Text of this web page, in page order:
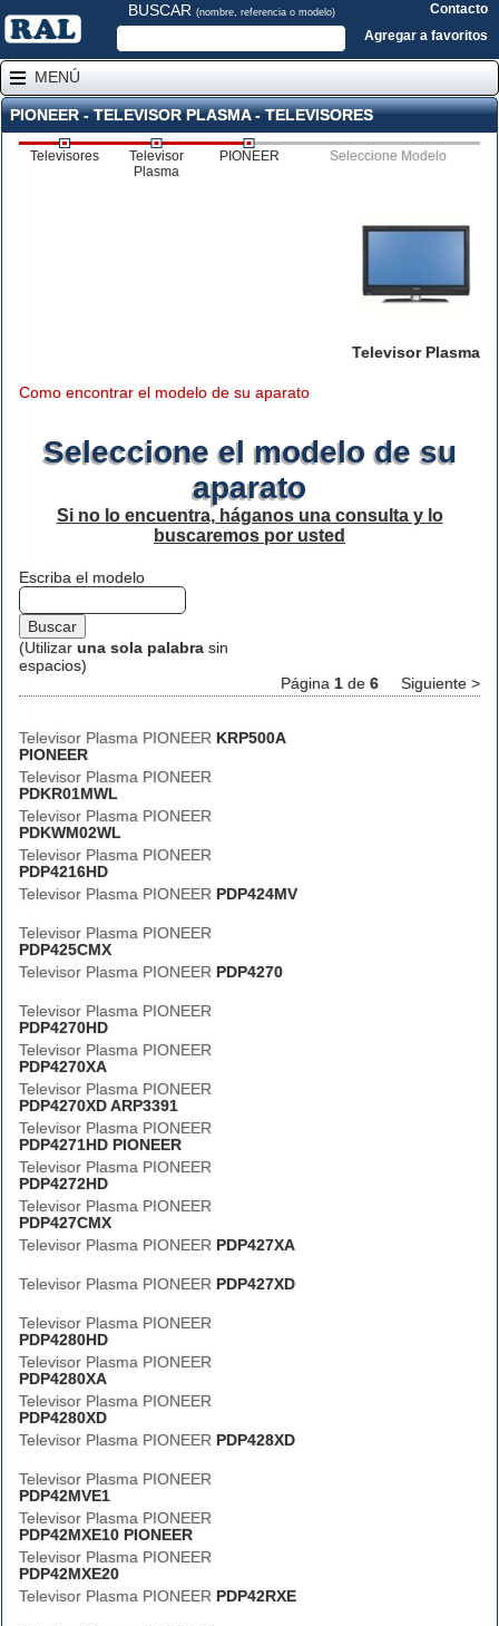
BUSCAR (nombre, referencia o modelo)
Contacto
Agregar a favoritos
MENÚ
PIONEER - TELEVISOR PLASMA - TELEVISORES
Televisores
Televisor
Plasma
PIONEER Seleccione Modelo
Televisor Plasma
Como encontrar el modelo de su aparato
Seleccione el modelo de su
aparato
Si no lo encuentra, háganos una consulta y lo
buscaremos por usted
Escriba el modelo
(Utilizar una sola palabra sin
espacios)
Página 1 de 6 Siguiente >
Televisor Plasma PIONEER KRP500A
PIONEER
Televisor Plasma PIONEER
PDKR01MWL
Televisor Plasma PIONEER
PDKWM02WL
Televisor Plasma PIONEER
PDP4216HD
Televisor Plasma PIONEER PDP424MV
Televisor Plasma PIONEER
PDP425CMX
Televisor Plasma PIONEER PDP4270
Televisor Plasma PIONEER
PDP4270HD
Televisor Plasma PIONEER
PDP4270XA
Televisor Plasma PIONEER
PDP4270XD ARP3391
Televisor Plasma PIONEER
PDP4271HD PIONEER
Televisor Plasma PIONEER
PDP4272HD
Televisor Plasma PIONEER
PDP427CMX
Televisor Plasma PIONEER PDP427XA
Televisor Plasma PIONEER PDP427XD
Televisor Plasma PIONEER
PDP4280HD
Televisor Plasma PIONEER
PDP4280XA
Televisor Plasma PIONEER
PDP4280XD
Televisor Plasma PIONEER PDP428XD
Televisor Plasma PIONEER
PDP42MVE1
Televisor Plasma PIONEER
PDP42MXE10 PIONEER
Televisor Plasma PIONEER
PDP42MXE20
Televisor Plasma PIONEER PDP42RXE